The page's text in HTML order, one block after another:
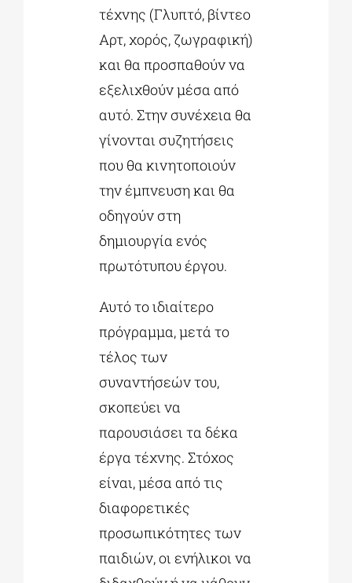
τέχνης (Γλυπτό, βίντεο
Αρτ, χορός, ζωγραφική)
και θα προσπαθούν να
εξελιχθούν μέσα από
αυτό. Στην συνέχεια θα
γίνονται συζητήσεις
που θα κινητοποιούν
την έμπνευση και θα
οδηγούν στη
δημιουργία ενός
πρωτότυπου έργου.
Αυτό το ιδιαίτερο
πρόγραμμα, μετά το
τέλος των
συναντήσεών του,
σκοπεύει να
παρουσιάσει τα δέκα
έργα τέχνης. Στόχος
είναι, μέσα από τις
διαφορετικές
προσωπικότητες των
παιδιών, οι ενήλικοι να